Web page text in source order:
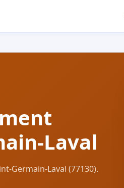
Laval
Germain-Laval (77130).